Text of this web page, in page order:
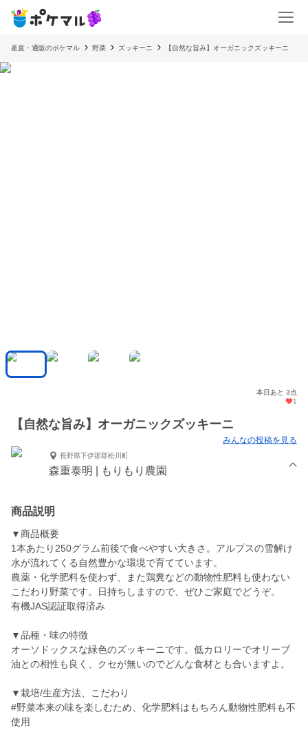
産直・通販のポケマル 野菜 ズッキーニ 【自然な旨み】オーガニックズッキーニ
本日あと 3点
1
【自然な旨み】オーガニックズッキーニ
みんなの投稿を見る
長野県下伊那郡松川町
森重泰明 | もりもり農園
商品説明
▼商品概要
1本あたり250グラム前後で食べやすい大きさ。アルプスの雪解け
水が流れてくる自然豊かな環境で育てています。
農薬・化学肥料を使わず、また鶏糞などの動物性肥料も使わない
こだわり野菜です。日持ちしますので、ぜひご家庭でどうぞ。
有機JAS認証取得済み
▼品種・味の特徴
オーソドックスな緑色のズッキーニです。低カロリーでオリーブ
油との相性も良く、クセが無いのでどんな食材とも合いますよ。
▼栽培/生産方法、こだわり
#野菜本来の味を楽しむため、化学肥料はもちろん動物性肥料も不
使用